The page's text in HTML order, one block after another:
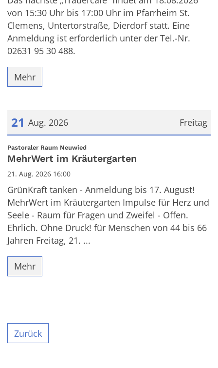
von 15:30 Uhr bis 17:00 Uhr im Pfarrheim St.
Clemens, Untertorstraße, Dierdorf statt. Eine
Anmeldung ist erforderlich unter der Tel.-Nr.
02631 95 30 488.
Mehr
Freitag
21 Aug. 2026
Datum: 21. August 2026
Pastoraler Raum Neuwied:
MehrWert im Kräutergarten
21. Aug. 2026 16:00
GrünKraft tanken - Anmeldung bis 17. August!
MehrWert im Kräutergarten Impulse für Herz und
Seele - Raum für Fragen und Zweifel - Offen.
Ehrlich. Ohne Druck! für Menschen von 44 bis 66
Jahren Freitag, 21. ...
Mehr
Zurück